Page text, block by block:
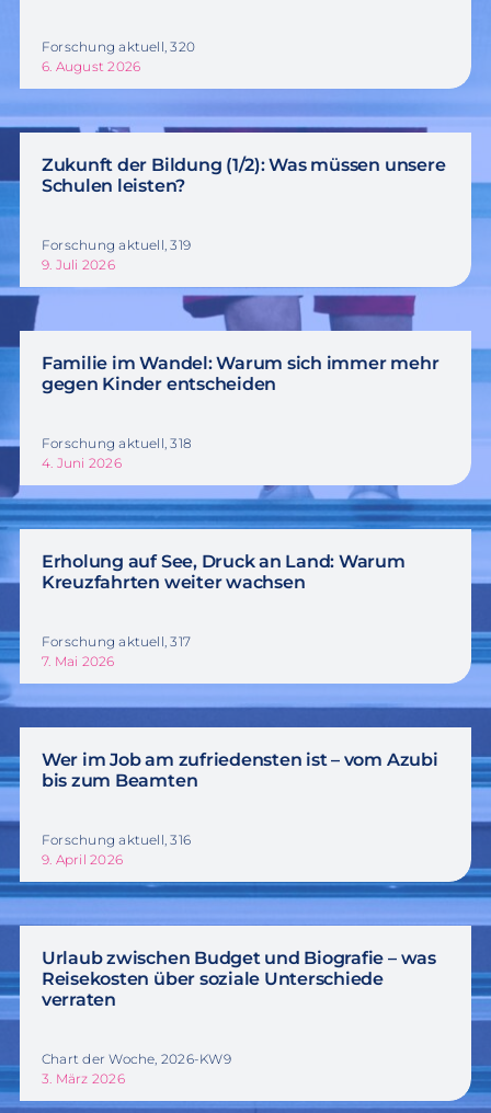
Forschung aktuell, 320
6. August 2026
Zukunft der Bildung (1/2): Was müssen unsere
Schulen leisten?
Forschung aktuell, 319
9. Juli 2026
Familie im Wandel: Warum sich immer mehr
gegen Kinder entscheiden
Forschung aktuell, 318
4. Juni 2026
Erholung auf See, Druck an Land: Warum
Kreuzfahrten weiter wachsen
Forschung aktuell, 317
7. Mai 2026
Wer im Job am zufriedensten ist – vom Azubi
bis zum Beamten
Forschung aktuell, 316
9. April 2026
Urlaub zwischen Budget und Biografie – was
Reisekosten über soziale Unterschiede
verraten
Chart der Woche, 2026-KW9
3. März 2026